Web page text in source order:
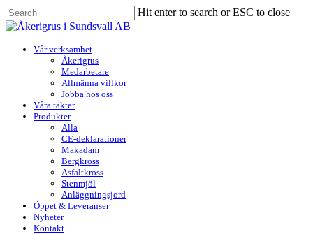
Skip
to
content
Hit enter to search or ESC to close
Close
Menu
Vår verksamhet
Åkerigrus
Medarbetare
Allmänna villkor
Jobba hos oss
Våra täkter
Produkter
Alla
CE-deklarationer
Makadam
Bergkross
Asfaltkross
Stenmjöl
Anläggningsjord
Öppet & Leveranser
Nyheter
Kontakt